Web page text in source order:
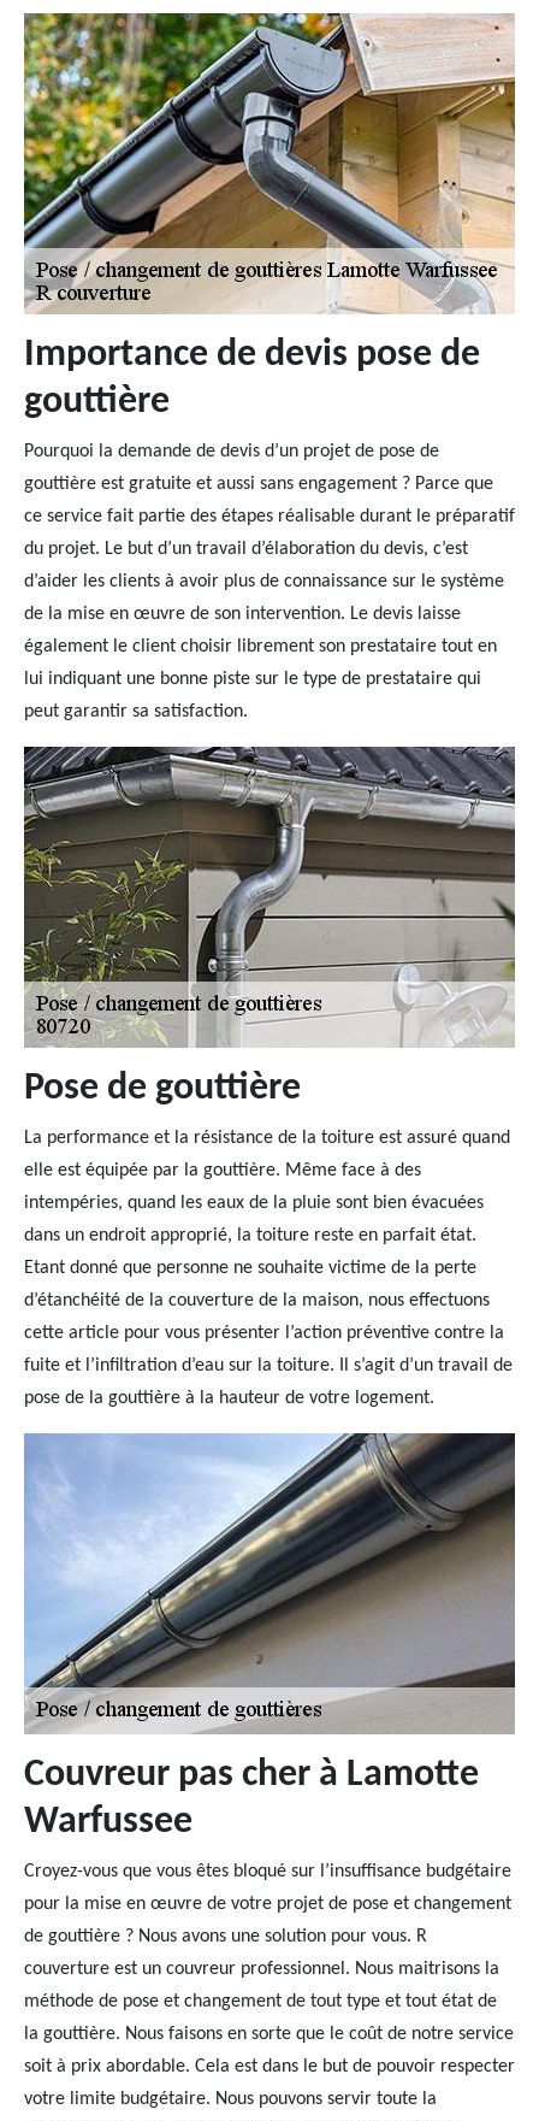
Importance de devis pose de
gouttière
Pourquoi la demande de devis d’un projet de pose de
gouttière est gratuite et aussi sans engagement ? Parce que
ce service fait partie des étapes réalisable durant le préparatif
du projet. Le but d’un travail d’élaboration du devis, c’est
d’aider les clients à avoir plus de connaissance sur le système
de la mise en œuvre de son intervention. Le devis laisse
également le client choisir librement son prestataire tout en
lui indiquant une bonne piste sur le type de prestataire qui
peut garantir sa satisfaction.
Pose de gouttière
La performance et la résistance de la toiture est assuré quand
elle est équipée par la gouttière. Même face à des
intempéries, quand les eaux de la pluie sont bien évacuées
dans un endroit approprié, la toiture reste en parfait état.
Etant donné que personne ne souhaite victime de la perte
d’étanchéité de la couverture de la maison, nous effectuons
cette article pour vous présenter l’action préventive contre la
fuite et l’infiltration d’eau sur la toiture. Il s’agit d’un travail de
pose de la gouttière à la hauteur de votre logement.
Couvreur pas cher à Lamotte
Warfussee
Croyez-vous que vous êtes bloqué sur l’insuffisance budgétaire
pour la mise en œuvre de votre projet de pose et changement
de gouttière ? Nous avons une solution pour vous. R
couverture est un couvreur professionnel. Nous maitrisons la
méthode de pose et changement de tout type et tout état de
la gouttière. Nous faisons en sorte que le coût de notre service
soit à prix abordable. Cela est dans le but de pouvoir respecter
votre limite budgétaire. Nous pouvons servir toute la